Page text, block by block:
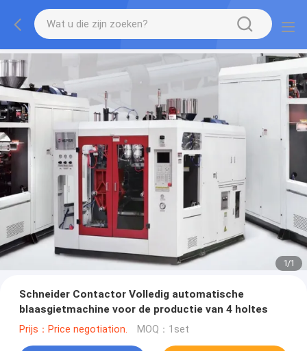
1/1
Schneider Contactor Volledig automatische
blaasgietmachine voor de productie van 4 holtes
Prijs：Price negotiation. MOQ：1set